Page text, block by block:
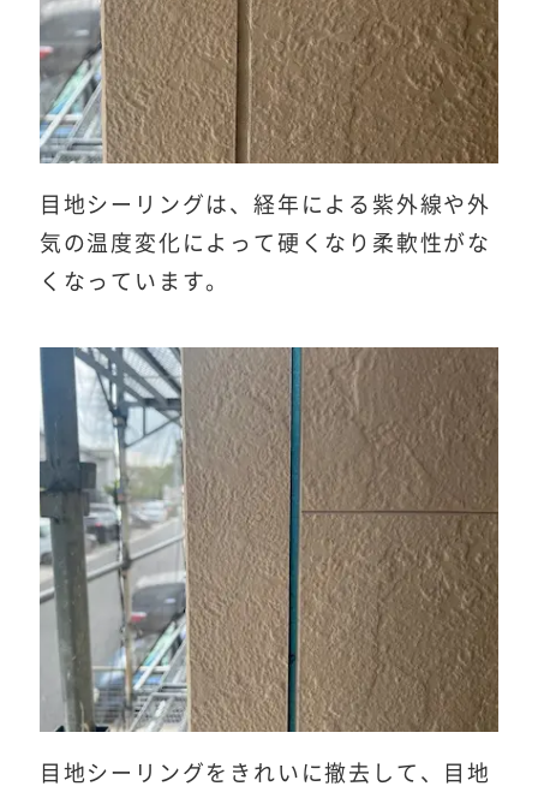
目地シーリングは、経年による紫外線や外
気の温度変化によって硬くなり柔軟性がな
くなっています。
目地シーリングをきれいに撤去して、目地